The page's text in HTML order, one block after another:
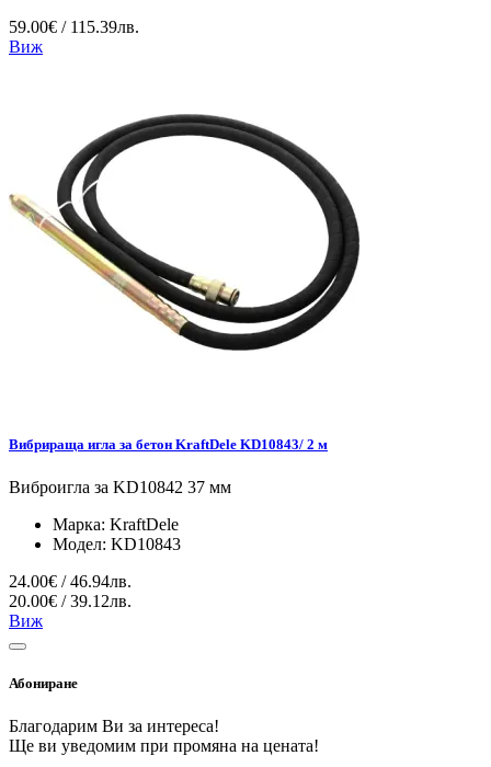
59.00€ / 115.39лв.
Виж
Вибрираща игла за бетон KraftDele KD10843/ 2 м
Виброигла за KD10842 37 мм
Марка: KraftDele
Модел: KD10843
24.00€ / 46.94лв.
20.00€ / 39.12лв.
Виж
Абониране
Благодарим Ви за интереса!
Ще ви уведомим при промяна на цената!